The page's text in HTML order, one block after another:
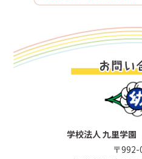
学校法人 九里学園
〒992-